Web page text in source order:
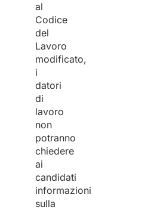
al
Codice
del
Lavoro
modificato,
i
datori
di
lavoro
non
potranno
chiedere
ai
candidati
informazioni
sulla